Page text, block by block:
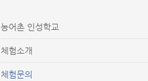
농어촌 인성학교
체험소개
체험문의